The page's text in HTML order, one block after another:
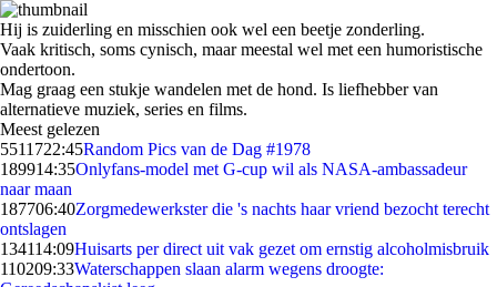
Hij is zuiderling en misschien ook wel een beetje zonderling.
Vaak kritisch, soms cynisch, maar meestal wel met een humoristische
ondertoon.
Mag graag een stukje wandelen met de hond. Is liefhebber van
alternatieve muziek, series en films.
Meest gelezen
5511722:45Random Pics van de Dag #1978
189914:35Onlyfans-model met G-cup wil als NASA-ambassadeur
naar maan
187706:40Zorgmedewerkster die 's nachts haar vriend bezocht terecht
ontslagen
134114:09Huisarts per direct uit vak gezet om ernstig alcoholmisbruik
110209:33Waterschappen slaan alarm wegens droogte: